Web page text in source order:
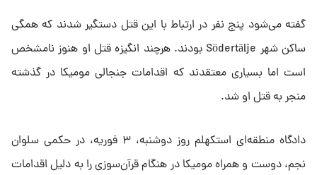
گفته می‌شود پنج نفر در ارتباط با این قتل دستگیر شدند که همگی
ساکن شهر Södertälje بودند. هرچند انگیزه قتل او هنوز نامشخص
است اما بسیاری معتقدند که اقدامات جنجالی مومیکا در گذشته
منجر به قتل او شد.
دادگاه منطقه‌ای استکهلم روز دوشنبه، ۳ فوریه، در حکمی سلوان
نجم، دوست و همراه مومیکا در هنگام قرآن‌سوزی را به دلیل اقدامات